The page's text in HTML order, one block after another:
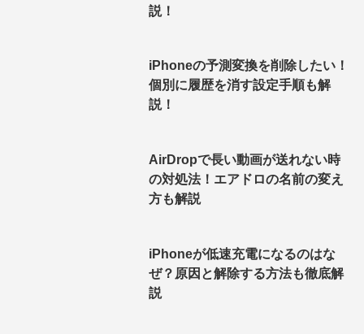
説！
iPhoneの予測変換を削除したい！
個別に履歴を消す設定手順も解
説！
AirDropで長い動画が送れない時
の対処法！エアドロの名前の変え
方も解説
iPhoneが低速充電になるのはな
ぜ？原因と解除する方法も徹底解
説